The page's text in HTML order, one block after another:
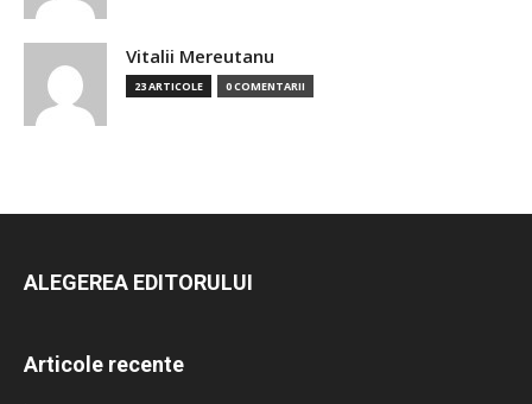
Vitalii Mereutanu
23 ARTICOLE 0 COMENTARII
ALEGEREA EDITORULUI
Articole recente